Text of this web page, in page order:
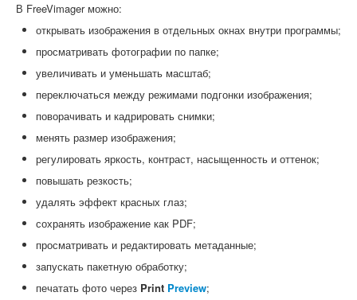
В FreeVimager можно:
открывать изображения в отдельных окнах внутри программы;
просматривать фотографии по папке;
увеличивать и уменьшать масштаб;
переключаться между режимами подгонки изображения;
поворачивать и кадрировать снимки;
менять размер изображения;
регулировать яркость, контраст, насыщенность и оттенок;
повышать резкость;
удалять эффект красных глаз;
сохранять изображение как PDF;
просматривать и редактировать метаданные;
запускать пакетную обработку;
печатать фото через Print Preview;